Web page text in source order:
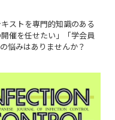
ストを専門的知識のある
催を任せたい」「学会員
悩みはありませんか？